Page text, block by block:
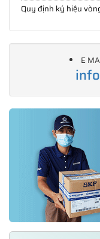
Quy định ký hiệu
E